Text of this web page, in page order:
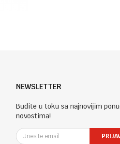
NEWSLETTER
Budite u toku sa najnovijim
novostima!